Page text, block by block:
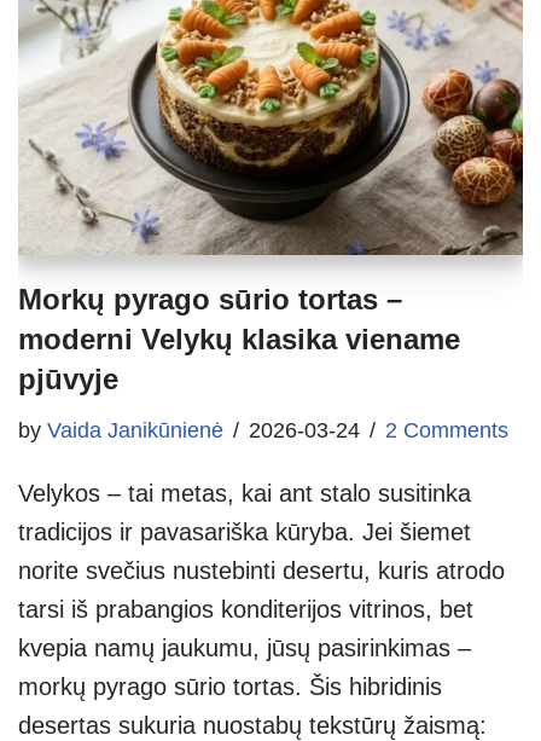
Morkų pyrago sūrio tortas –
moderni Velykų klasika viename
pjūvyje
by Vaida Janikūnienė 2026-03-24 2 Comments
Velykos – tai metas, kai ant stalo susitinka
tradicijos ir pavasariška kūryba. Jei šiemet
norite svečius nustebinti desertu, kuris atrodo
tarsi iš prabangios konditerijos vitrinos, bet
kvepia namų jaukumu, jūsų pasirinkimas –
morkų pyrago sūrio tortas. Šis hibridinis
desertas sukuria nuostabų tekstūrų žaismą: